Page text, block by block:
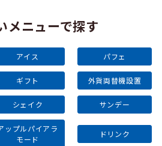
メニューで探す
アイス パフェ
ギフト 外貨両替機設置
シェイク サンデー
ップルパイアラ
モード
ドリンク